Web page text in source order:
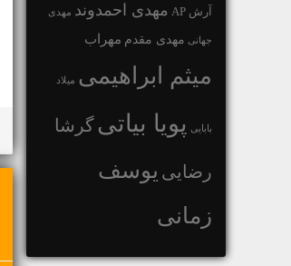
آرش AP مهدی احمدوند مهدی
جهانی مهدی مقدم مهراب
میثم ابراهیمی میلاد
بابایی پویا بیاتیگرشا
رضایی یوسف
زمانی